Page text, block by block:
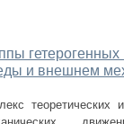
и внешнем
теоретических